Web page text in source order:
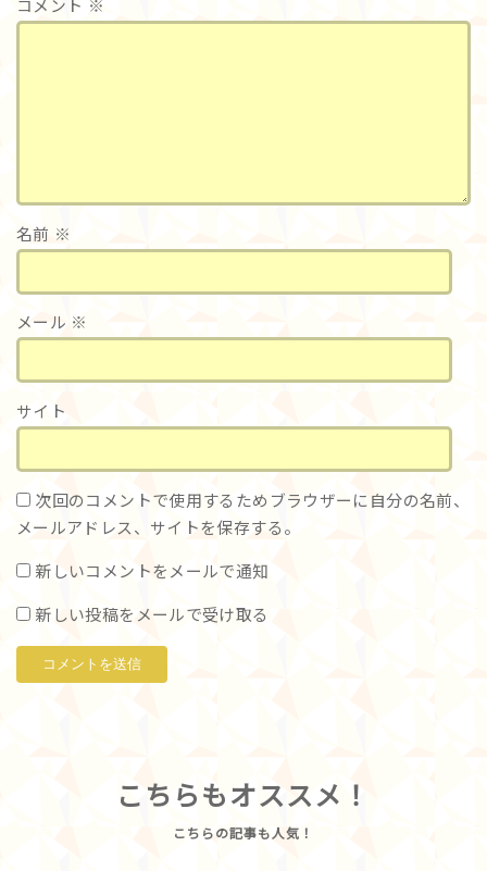
コメント ※
名前 ※
メール ※
サイト
次回のコメントで使用するためブラウザーに自分の名前、
メールアドレス、サイトを保存する。
新しいコメントをメールで通知
新しい投稿をメールで受け取る
こちらもオススメ！